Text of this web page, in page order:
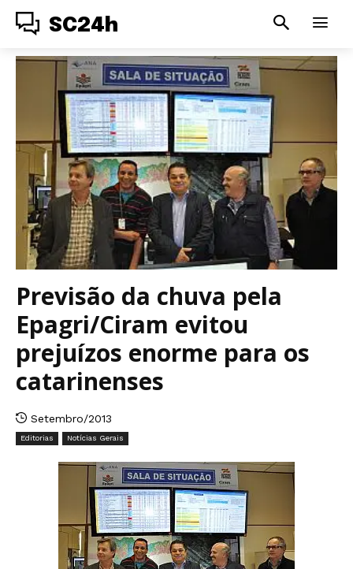
SC24h
Previsão da chuva pela
Epagri/Ciram evitou
prejuízos enorme para os
catarinenses
Setembro/2013
Editorias Notícias Gerais